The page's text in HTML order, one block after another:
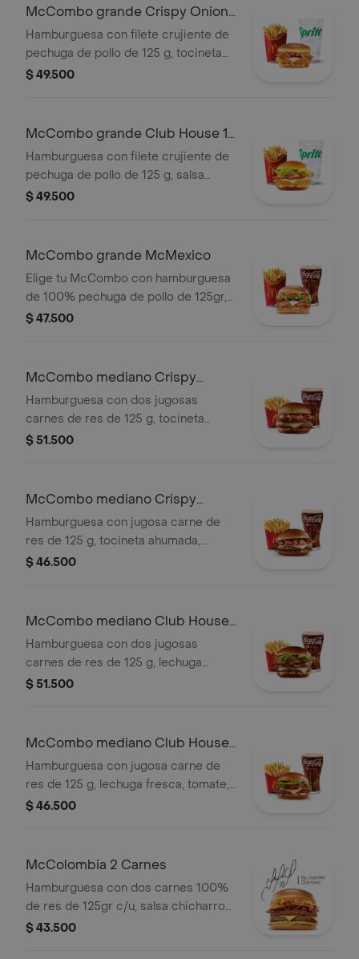
suave tipo Brioche. Acompañada de
papas fritas grandes y bebida grande
a elección.
McCombo grande Crispy Onion
Barbecue 1 Pechuga
Hamburguesa con filete crujiente de
pechuga de pollo de 125 g, tocineta
ahumada, queso blanco cremoso,
Acompañada de papas fritas grandes
y bebida grande a elección.
$ 49.500
McCombo grande Club House 1
Pechuga
Hamburguesa con filete crujiente de
pechuga de pollo de 125 g, salsa
especial, lechuga fresca, tomate,
Acompañada de papas fritas grandes
y bebida grande a elección.
$ 49.500
McCombo grande McMexico
Elige tu McCombo con hamburguesa
de 100% pechuga de pollo de 125gr,
salsa Tajin, tomate, lechuga, tocineta,
elegir.
$ 47.500
McCombo mediano Crispy
Onion Barbecue 2 Carnes
Hamburguesa con dos jugosas
carnes de res de 125 g, tocineta
ahumada, queso blanco cremoso,
Acompañada de papas fritas
medianas y bebida mediana a
elección.
$ 51.500
McCombo mediano Crispy
Onion Barbecue 1 Carne
Hamburguesa con jugosa carne de
res de 125 g, tocineta ahumada,
queso blanco cremoso, cebolla
Acompañada de papas fritas
elección.
$ 46.500
McCombo mediano Club House
2 Carnes
Hamburguesa con dos jugosas
carnes de res de 125 g, lechuga
fresca, tomate, cebolla grillada,
suave tipo Brioche. Acompañada de
mediana a elección.
$ 51.500
McCombo mediano Club House 1
Carne
Hamburguesa con jugosa carne de
res de 125 g, lechuga fresca, tomate,
cebolla grillada, tocineta ahumada,
Acompañada de papas fritas
elección.
$ 46.500
McColombia 2 Carnes
Hamburguesa con dos carnes 100%
de res de 125gr c/u, salsa chicharron,
cebolla crispy, tajada de platano,
$ 43.500